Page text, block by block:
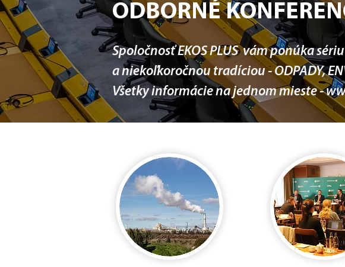
ODBORNÉ
Spoločnosť EKOS PLUS vám ponúka
a niekoľkoročnou tradíciou - ODPADY,
Všetky informácie na jednom mieste -